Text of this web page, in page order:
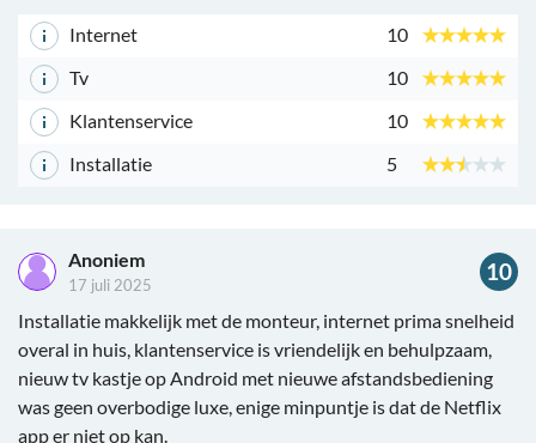
Internet
10
Tv
10
Klantenservice
10
Installatie
5
10
Anoniem
17 juli 2025
Installatie makkelijk met de monteur, internet prima snelheid
overal in huis, klantenservice is vriendelijk en behulpzaam,
nieuw tv kastje op Android met nieuwe afstandsbediening
was geen overbodige luxe, enige minpuntje is dat de Netflix
app er niet op kan.